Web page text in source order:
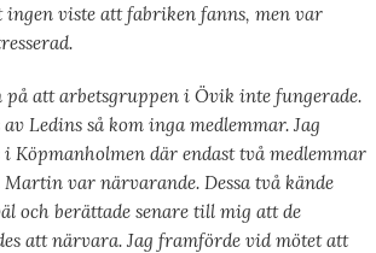
ingen viste att fabriken fanns, men var
på att arbetsgruppen i Övik inte fungerade.
Ledins så kom inga medlemmar. Jag
Köpmanholmen där endast två medlemmar
var närvarande. Dessa två kände
och berättade senare till mig att de
att närvara. Jag framförde vid mötet att